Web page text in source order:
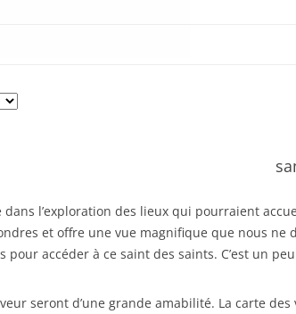
l’exploration des lieux qui pourraient
et offre une vue magnifique que nous ne
accéder à ce saint des saints. C’est un
seront d’une grande amabilité. La carte